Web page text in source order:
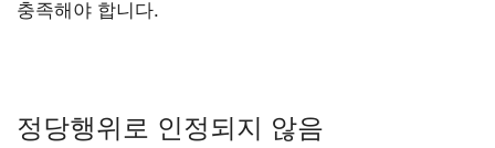
충족해야 합니다.
정당행위로 인정되지 않음